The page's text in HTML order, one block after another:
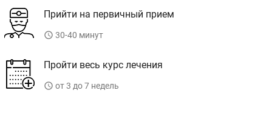
Прийти на первичный прием
access_time 30-40 минут
Пройти весь курс лечения
access_time от 3 до 7 недель